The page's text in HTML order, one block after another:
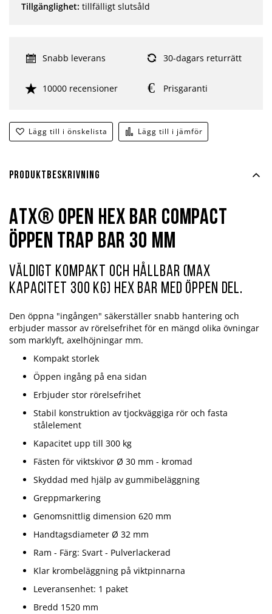
Lägg till i önskelista Lägg till i jämför
Tillgänglighet: tillfälligt slutsåld
Snabb leverans 30-dagars returrätt
10000 recensioner Prisgaranti
Produktbeskrivning
ATX® Open Hex Bar Compact
öppen Trap Bar 30 mm
Väldigt kompakt och hållbar (max
kapacitet 300 kg) Hex Bar med öppen del.
Den öppna "ingången" säkerställer snabb hantering och
erbjuder massor av rörelsefrihet för en mängd olika övningar
som marklyft, axelhöjningar mm.
Kompakt storlek
Öppen ingång på ena sidan
Erbjuder stor rörelsefrihet
Stabil konstruktion av tjockväggiga rör och fasta
stålelement
Kapacitet upp till 300 kg
Fästen för viktskivor Ø 30 mm - kromad
Skyddad med hjälp av gummibeläggning
Greppmarkering
Genomsnittlig dimension 620 mm
Handtagsdiameter Ø 32 mm
Ram - Färg: Svart - Pulverlackerad
Klar krombeläggning på viktpinnarna
Leveransenhet: 1 paket
Bredd 1520 mm